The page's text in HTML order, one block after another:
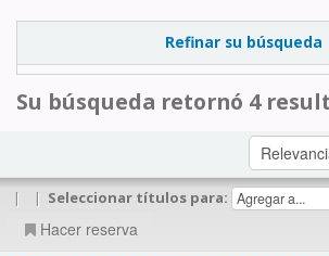
Refinar su búsqueda
Su búsqueda retornó 4
| | Seleccionar títulos para:
Hacer reserva